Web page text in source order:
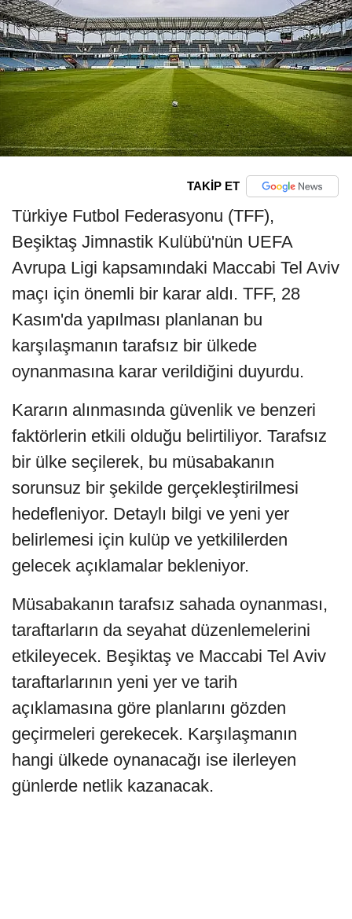
TAKİP ET
Türkiye Futbol Federasyonu (TFF),
Beşiktaş Jimnastik Kulübü'nün UEFA
Avrupa Ligi kapsamındaki Maccabi Tel Aviv
maçı için önemli bir karar aldı. TFF, 28
Kasım'da yapılması planlanan bu
karşılaşmanın tarafsız bir ülkede
oynanmasına karar verildiğini duyurdu.
Kararın alınmasında güvenlik ve benzeri
faktörlerin etkili olduğu belirtiliyor. Tarafsız
bir ülke seçilerek, bu müsabakanın
sorunsuz bir şekilde gerçekleştirilmesi
hedefleniyor. Detaylı bilgi ve yeni yer
belirlemesi için kulüp ve yetkililerden
gelecek açıklamalar bekleniyor.
Müsabakanın tarafsız sahada oynanması,
taraftarların da seyahat düzenlemelerini
etkileyecek. Beşiktaş ve Maccabi Tel Aviv
taraftarlarının yeni yer ve tarih
açıklamasına göre planlarını gözden
geçirmeleri gerekecek. Karşılaşmanın
hangi ülkede oynanacağı ise ilerleyen
günlerde netlik kazanacak.